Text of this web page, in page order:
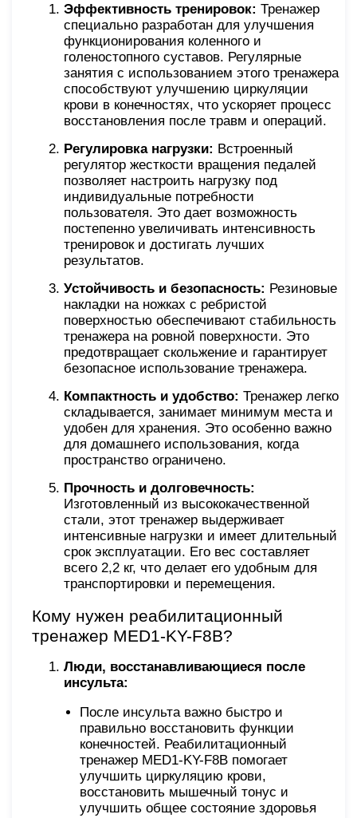
Эффективность тренировок: Тренажер
специально разработан для улучшения
функционирования коленного и
голеностопного суставов. Регулярные
занятия с использованием этого тренажера
способствуют улучшению циркуляции
крови в конечностях, что ускоряет процесс
восстановления после травм и операций.
Регулировка нагрузки: Встроенный
регулятор жесткости вращения педалей
позволяет настроить нагрузку под
индивидуальные потребности
пользователя. Это дает возможность
постепенно увеличивать интенсивность
тренировок и достигать лучших
результатов.
Устойчивость и безопасность: Резиновые
накладки на ножках с ребристой
поверхностью обеспечивают стабильность
тренажера на ровной поверхности. Это
предотвращает скольжение и гарантирует
безопасное использование тренажера.
Компактность и удобство: Тренажер легко
складывается, занимает минимум места и
удобен для хранения. Это особенно важно
для домашнего использования, когда
пространство ограничено.
Прочность и долговечность:
Изготовленный из высококачественной
стали, этот тренажер выдерживает
интенсивные нагрузки и имеет длительный
срок эксплуатации. Его вес составляет
всего 2,2 кг, что делает его удобным для
транспортировки и перемещения.
Кому нужен реабилитационный
тренажер MED1-KY-F8B?
Люди, восстанавливающиеся после
инсульта:
После инсульта важно быстро и
правильно восстановить функции
конечностей. Реабилитационный
тренажер MED1-KY-F8B помогает
улучшить циркуляцию крови,
восстановить мышечный тонус и
улучшить общее состояние здоровья